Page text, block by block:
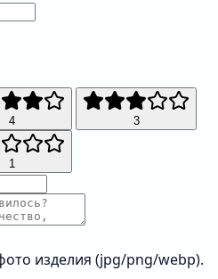
4 3
1
изделия (jpg/png/webp).